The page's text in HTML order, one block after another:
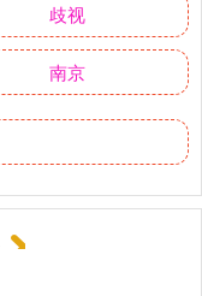
歧视
南京